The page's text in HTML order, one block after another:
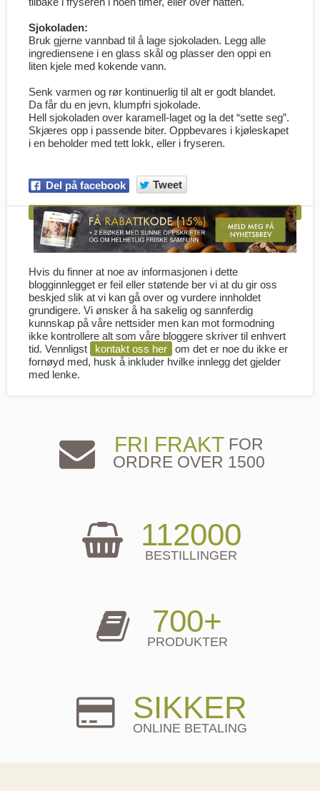
Sjokoladen:
Bruk gjerne vannbad til å lage sjokoladen. Legg alle
ingrediensene i en glass skål og plasser den oppi en
liten kjele med kokende vann.
Senk varmen og rør kontinuerlig til alt er godt blandet.
Da får du en jevn, klumpfri sjokolade.
Hell sjokoladen over karamell-laget og la det “sette seg”.
Skjæres opp i passende biter. Oppbevares i kjøleskapet
i en beholder med tett lokk, eller i fryseren.
Del på facebook Tweet
Hvis du finner at noe av informasjonen i dette
blogginnlegget er feil eller støtende ber vi at du gir oss
beskjed slik at vi kan gå over og vurdere innholdet
grundigere. Vi ønsker å ha sakelig og sannferdig
kunnskap på våre nettsider men kan mot formodning
ikke kontrollere alt som våre bloggere skriver til enhvert
tid. Vennligst
kontakt oss her
om det er noe du ikke er
fornøyd med, husk å inkluder hvilke innlegg det gjelder
med lenke.
FRI FRAKTFOR
ORDRE OVER 1500
112000
BESTILLINGER
700+
PRODUKTER
SIKKER
ONLINE BETALING